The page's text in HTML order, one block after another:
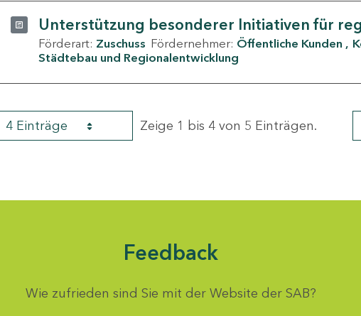
Unterstützung besonderer Initiativen für
Förderart: Zuschuss Fördernehmer: Öffentliche Kunden
Städtebau und Regionalentwicklung
4 Einträge Zeige 1 bis 4 von 5 Einträgen.
Feedback
Wie zufrieden sind Sie mit der Website der SAB?